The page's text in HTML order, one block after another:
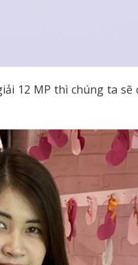
12 MP thì chúng ta